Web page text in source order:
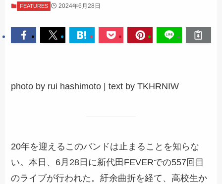
FEATURES 2024年6月28日
photo by rui hashimoto | text by TKHRNIW
20年を迎えるこのバンドは止まることを知らな
い。本日、6月28日に新代田FEVERでの557回目
のライブが行われた。紆余曲折を経て、高校生か